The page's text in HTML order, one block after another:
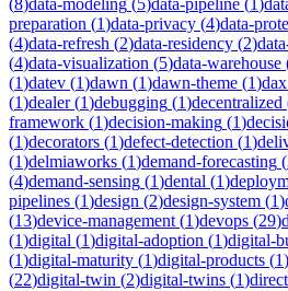
preparation (1)data-privacy (4)data-
(4)data-refresh (2)data-residency (2)
(4)data-visualization (5)data-warehouse
(1)datev (1)dawn (1)dawn-theme (1)dax
(1)dealer(1)debugging (1)decentralized
framework (1)decision-making (1)
(1)decorators (1)defect-detection (1)
(1)delmiaworks (1)demand-forecasting (
(4)demand-sensing (1)dental (1)
pipelines (1)design (2)design-system (1)
(13)device-management (1)devops (29)
(1)digital (1)digital-adoption (1)digital-
(1)digital-maturity (1)digital-products (1)
(22)digital-twin (2)digital-twins (1)